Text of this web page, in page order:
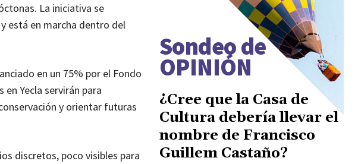
La iniciativa se
está en marcha dentro del
en un 75% por el Fondo
Yecla servirán para
y orientar futuras
discretos, poco visibles para
Sondeo de
OPINIÓN
¿Cree que la Casa de
Cultura debería llevar el
nombre de Francisco
Guillem Castaño?